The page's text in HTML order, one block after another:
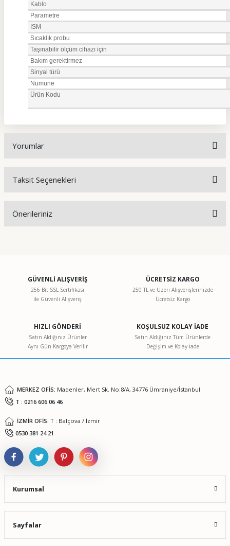
Kablo
Parametre
ISM
Sıcaklık probu
Taşınabilir ölçüm cihazı için
Bakım gerektirmez
Sinyal türü
Numune
Ürün Kodu
Yorumlar
Taksit Seçenekleri
Önerileriniz
Görüş ve önerileriniz için teşekkür ederiz.
Ürün resmi kalitesiz, bozuk veya görüntülenemiyor.
Ürün bilgilerinde hatalar bulunuyor.
Ürün fiyatı diğer sitelerden daha pahalı.
GÜVENLİ ALIŞVERİŞ
256 Bit SSL Sertifikası
ile Güvenli Alışveriş
ÜCRETSİZ KARGO
250 TL ve Üzeri Alışverişlerinizde
Ücretsiz Kargo
HIZLI GÖNDERİ
Satın Aldığınız Ürünler
Aynı Gün Kargoya Verilir
KOŞULSUZ KOLAY İADE
Satın Aldığınız Tüm Ürünlerde
Değişim ve Kolay İade
MERKEZ OFİS: Madenler, Mert Sk. No:8/A, 34776 Ümraniye/İstanbul
T : 0216 606 06 46
İZMİR OFİS: T : Balçova / İzmir
0530 381 24 21
Kurumsal
Sayfalar